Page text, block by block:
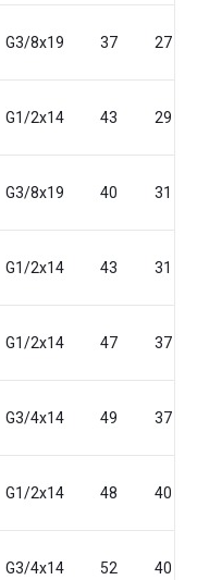
G3/8x19 37 27
G1/2x14 43 29
G3/8x19 40 31
G1/2x14 43 31
G1/2x14 47 37
G3/4x14 49 37
G1/2x14 48 40
G3/4x14 52 40